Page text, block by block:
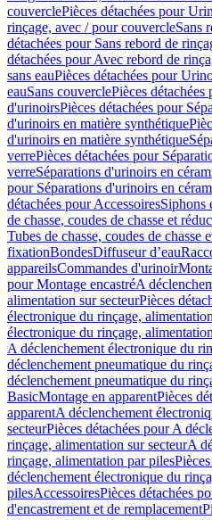
couverclePièces détachées pour
rinçage, avec / pour couvercleSans
détachées pour Sans rebord de
détachées pour Avec rebord de
sans eauPièces détachées pour
eauSans couverclePièces
d'urinoirsPièces détachées pour
d'urinoirs en matière synthétique
d'urinoirs en matière synthétique
verrePièces détachées pour
verreSéparations d'urinoirs en
pour Séparations d'urinoirs en
détachées pour AccessoiresSiphons
de chasse, coudes de chasse et
Tubes de chasse, coudes de chasse
fixationBondesDiffuseur d’eau
appareilsCommandes d'urinoir
pour Montage encastréA
alimentation sur secteurPièces
électronique du rinçage,
électronique du rinçage,
A déclenchement électronique du
déclenchement pneumatique du
déclenchement pneumatique du
BasicMontage en apparentPièces
apparentA déclenchement
secteurPièces détachées pour A
rinçage, alimentation sur secteurA
rinçage, alimentation par piles
déclenchement électronique du
pilesAccessoiresPièces détachées
d'encastrement et de remplacement